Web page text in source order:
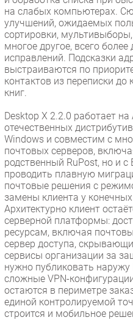
на слабых компьютерах.
улучшений, ожидаемых
сортировки,
многое другое, всего
исправлений. Подсказки
выстраиваются по
контактов из переписки
книг.
Desktop X 2.2.0 работает на
отечественных
Windows и совместим с
почтовых серверов,
родственный RuPost, но и с
проводить плавную
почтовые решения с
замены клиента у конечных
Архитектурно клиент
серверной платформы:
ресурсам, включая
сервер доступа,
сервисы организации за
нужно публиковать наружу
сложные VPN-
остаются в периметре
единой контролируемой
строится и мобильное